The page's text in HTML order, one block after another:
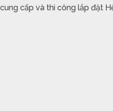
cấp và thi công lắp đặt